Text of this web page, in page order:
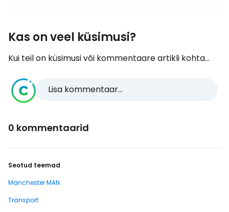
Kas on veel küsimusi?
Kui teil on küsimusi või kommentaare artikli kohta...
Lisa kommentaar...
0 kommentaarid
Seotud teemad
Manchester MAN
Transport